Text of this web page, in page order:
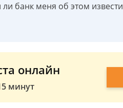
банк меня об этом
онлайн
минут